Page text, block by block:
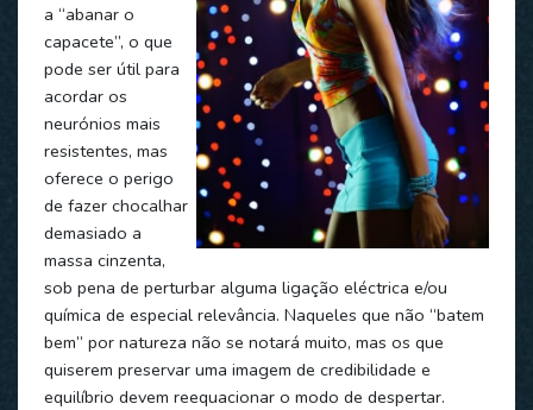
a “abanar o
capacete”, o que
pode ser útil para
acordar os
neurónios mais
resistentes, mas
oferece o perigo
de fazer chocalhar
demasiado a
massa cinzenta,
sob pena de perturbar alguma ligação eléctrica e/ou
química de especial relevância. Naqueles que não “batem
bem” por natureza não se notará muito, mas os que
quiserem preservar uma imagem de credibilidade e
equilíbrio devem reequacionar o modo de despertar.